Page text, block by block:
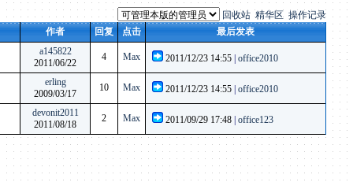
回收站 精华区 操作记录
作者
回复 点击
最后发表
a145822
2011/06/22
4 Max 2011/12/23 14:55 office2010
erling
2009/03/17
10 Max 2011/12/23 14:55 office2010
devonit2011
2011/08/18
2 Max 2011/09/29 17:48 office123